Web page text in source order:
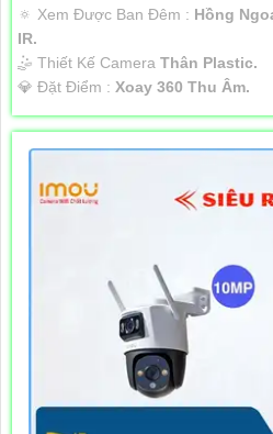
🔅 Xem Được Ban Đêm : Hồng
IR.
🤹 Thiết Kế Camera Thân Plastic.
️💎 Đặt Điểm : Xoay 360 Thu Âm.